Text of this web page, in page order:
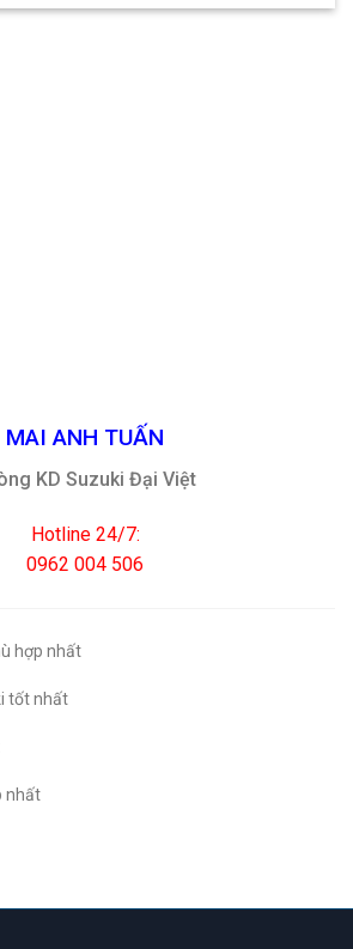
MAI ANH TUẤN
KD Suzuki Đại Việt
Hotline 24/7:
0962 004 506
hợp nhất
tốt nhất
nhất